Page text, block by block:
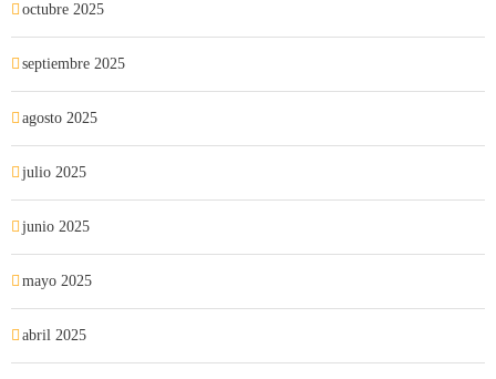
octubre 2025
septiembre 2025
agosto 2025
julio 2025
junio 2025
mayo 2025
abril 2025